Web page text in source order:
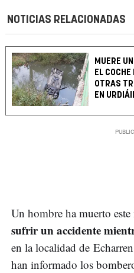
NOTICIAS RELACIONADAS
MUERE
EL
OTRAS
EN
Un hombre ha muerto este
sufrir un accidente
en la localidad de
han informado los